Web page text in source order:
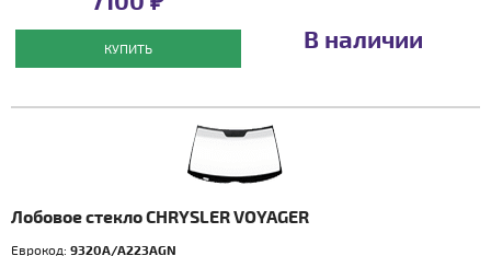
КУПИТЬ В наличии
Лобовое стекло CHRYSLER VOYAGER
Еврокод: 9320A/A223AGN